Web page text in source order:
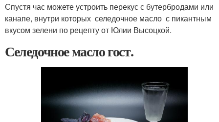
Спустя час можете устроить перекус с бутербродами или
канапе, внутри которых селедочное масло с пикантным
вкусом зелени по рецепту от Юлии Высоцкой.
Селедочное масло гост.